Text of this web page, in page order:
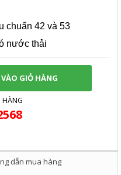
chuẩn 42 và 53
nước thải
GIỎ HÀNG
HÀNG
dẫn mua hàng